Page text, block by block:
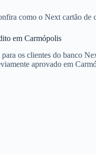
como o Next cartão
em Carmópolis
os clientes do banco
aprovado em